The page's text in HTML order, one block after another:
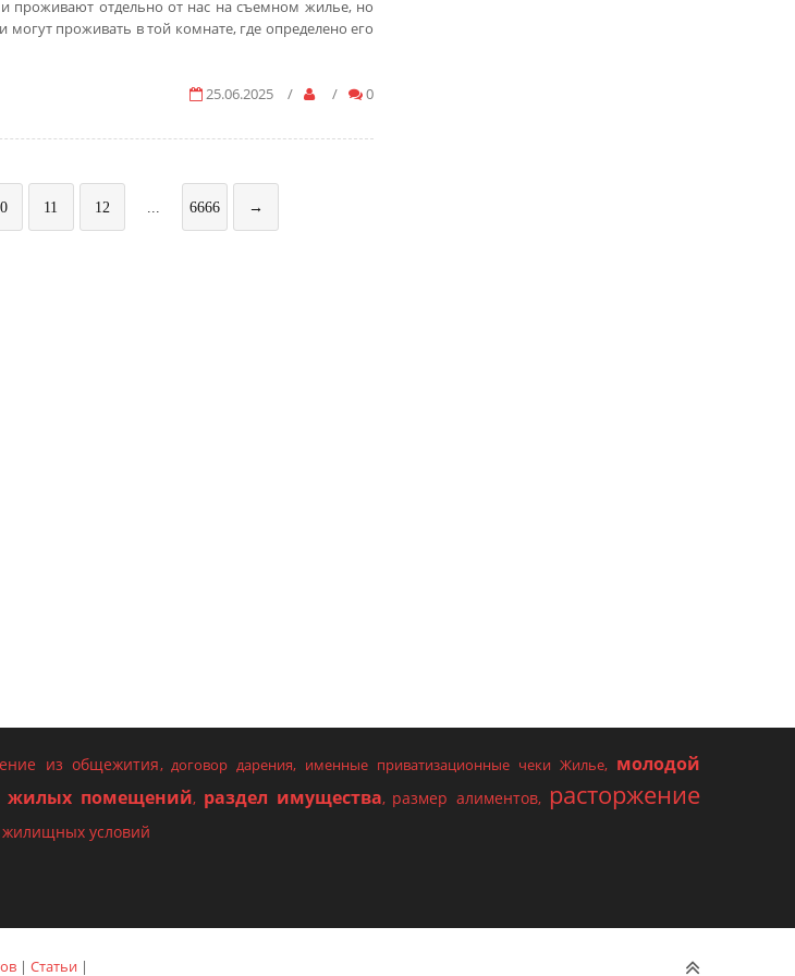
отдельно от нас на съемном жилье, но
проживать в той комнате, где определено его
25.06.2025 / / 0
11 12 ... 6666 →
из общежития,договор дарения, именные приватизационные чеки Жилье, молодой
жилых помещений, раздел имущества, размер алиментов, расторжение
условий
| Статьи |